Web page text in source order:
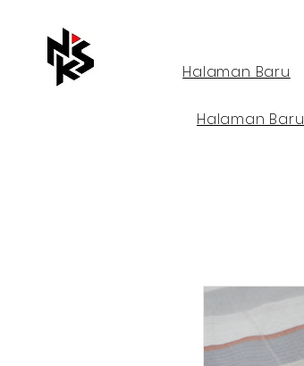
Halaman Baru
Halaman Baru